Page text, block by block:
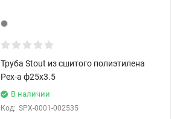
Труба Stout из сшитого полиэтилена
Pex-a ф25х3.5
В наличии
Код: SPX-0001-002535